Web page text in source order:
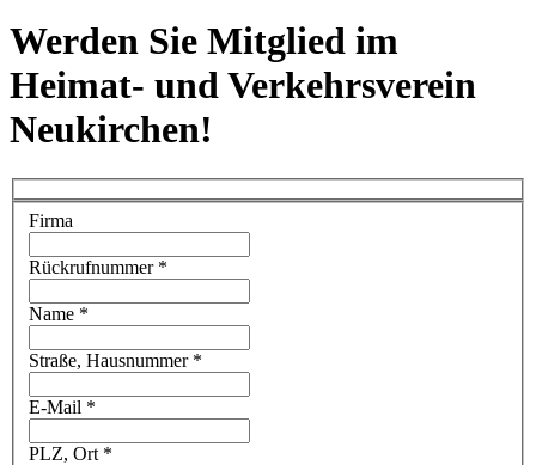
Werden Sie Mitglied im
Heimat- und Verkehrsverein
Neukirchen!
Firma
Rückrufnummer *
Name *
Straße, Hausnummer *
E-Mail *
PLZ, Ort *